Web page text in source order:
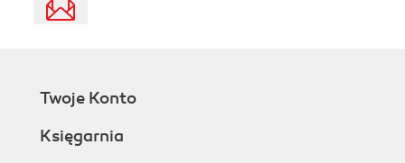
Twoje Konto
Księgarnia